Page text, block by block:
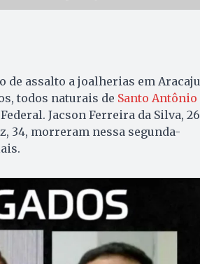
assalto a joalherias em Aracaju
todos naturais de Santo Antônio
Jacson Ferreira da Silva, 26
34, morreram nessa segunda-